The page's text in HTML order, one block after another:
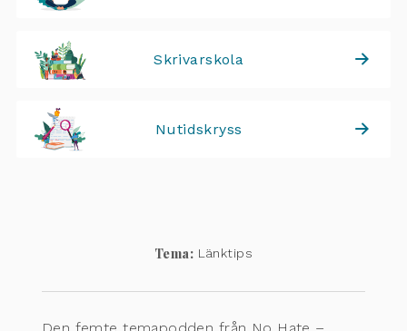
Skrivarskola
Nutidskryss
Tema: Länktips